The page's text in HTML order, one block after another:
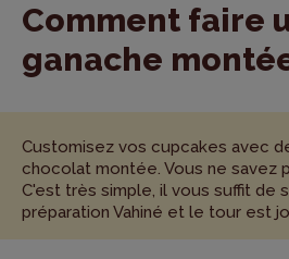
Comment faire
ganache
Customisez vos cupcakes avec
chocolat montée. Vous ne savez
C'est très simple, il vous suffit de
préparation Vahiné et le tour est